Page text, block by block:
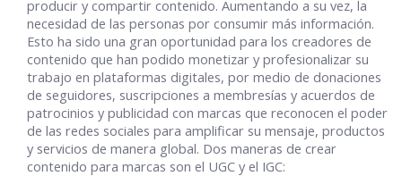
producir y compartir contenido. Aumentando a su vez, la
necesidad de las personas por consumir más información.
Esto ha sido una gran oportunidad para los creadores de
contenido que han podido monetizar y profesionalizar su
trabajo en plataformas digitales, por medio de donaciones
de seguidores, suscripciones a membresías y acuerdos de
patrocinios y publicidad con marcas que reconocen el poder
de las redes sociales para amplificar su mensaje, productos
y servicios de manera global. Dos maneras de crear
contenido para marcas son el UGC y el IGC: